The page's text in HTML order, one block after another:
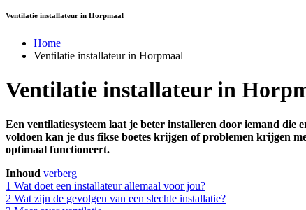
Ventilatie installateur in Horpmaal
Home
Ventilatie installateur in Horpmaal
Ventilatie installateur in
Een ventilatiesysteem laat je beter installeren door iemand die
voldoen kan je dus fikse boetes krijgen of problemen krijgen
optimaal functioneert.
Inhoud verberg
1 Wat doet een installateur allemaal voor jou?
2 Wat zijn de gevolgen van een slechte installatie?